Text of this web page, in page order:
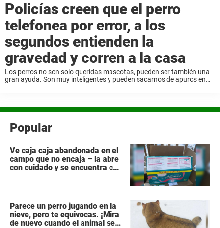
Policías creen que el perro
telefonea por error, a los
segundos entienden la
gravedad y corren a la casa
Los perros no son solo queridas mascotas, pueden ser también una
gran ayuda. Son muy inteligentes y pueden sacarnos de apuros en
Popular
Ve caja caja abandonada en el
campo que no encaja – la abre
con cuidado y se encuentra con
Parece un perro jugando en la
nieve, pero te equivocas. ¡Mira
de nuevo cuando el animal se